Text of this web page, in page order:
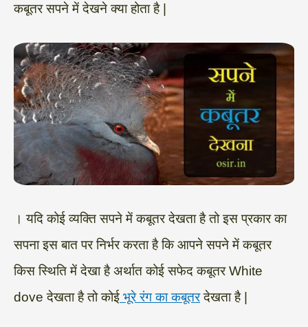
कबूतर सपने में देखने क्या होता है |
। यदि कोई व्यक्ति सपने में कबूतर देखता है तो इस प्रकार का
सपना इस बात पर निर्भर करता है कि आपने सपने में कबूतर
किस स्थिति में देखा है अर्थात कोई सफेद कबूतर White
dove देखता है तो कोई भूरे रंग का कबूतरदेखता है |